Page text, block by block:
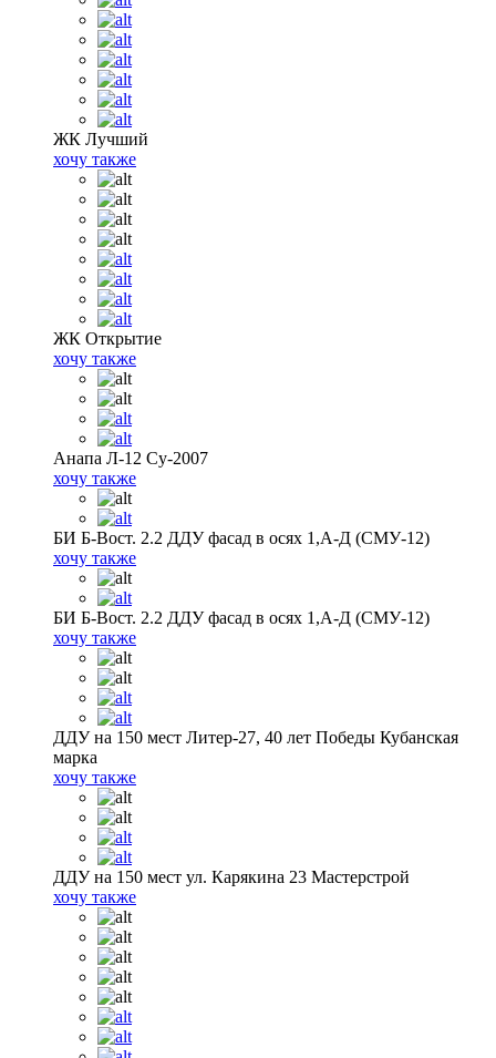
ЖК Лучший
хочу также
ЖК Открытие
хочу также
Анапа Л-12 Су-2007
хочу также
БИ Б-Вост. 2.2 ДДУ фасад в осях 1,А-Д (СМУ-12)
хочу также
БИ Б-Вост. 2.2 ДДУ фасад в осях 1,А-Д (СМУ-12)
хочу также
ДДУ на 150 мест Литер-27, 40 лет Победы Кубанская
марка
хочу также
ДДУ на 150 мест ул. Карякина 23 Мастерстрой
хочу также